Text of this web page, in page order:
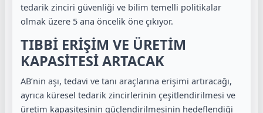
tedarik zinciri güvenliği ve bilim temelli politikalar
olmak üzere 5 ana öncelik öne çıkıyor.
TIBBİ ERİŞİM VE ÜRETİM
KAPASİTESİ ARTACAK
AB’nin aşı, tedavi ve tanı araçlarına erişimi artıracağı,
ayrıca küresel tedarik zincirlerinin çeşitlendirilmesi ve
üretim kapasitesinin güçlendirilmesinin hedeflendiği